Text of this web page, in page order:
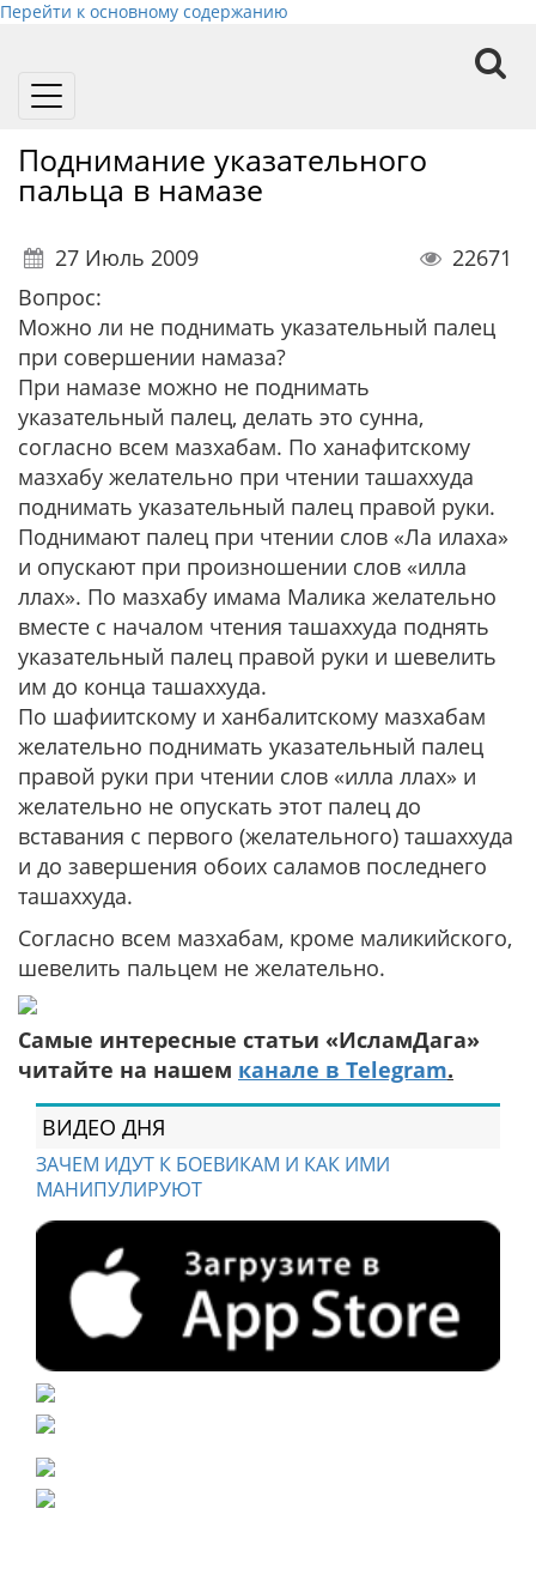
Перейти к основному содержанию
Toggle
Поднимание указательного
пальца в намазе
27 Июль 2009
22671
Вопрос:
Можно ли не поднимать указательный палец
при совершении намаза?
При намазе можно не поднимать
указательный палец, делать это сунна,
согласно всем мазхабам. По ханафитскому
мазхабу желательно при чтении ташаххуда
поднимать указательный палец правой руки.
Поднимают палец при чтении слов «Ла илаха»
и опускают при произношении слов «илла
ллах». По мазхабу имама Малика желательно
вместе с началом чтения ташаххуда поднять
указательный палец правой руки и шевелить
им до конца ташаххуда.
По шафиитскому и ханбалитскому мазхабам
желательно поднимать указательный палец
правой руки при чтении слов «илла ллах» и
желательно не опускать этот палец до
вставания с первого (желательного) ташаххуда
и до завершения обоих саламов последнего
ташаххуда.
Согласно всем мазхабам, кроме маликийского,
шевелить пальцем не желательно.
Самые интересные статьи «ИсламДага»
читайте на нашем канале в Telegram.
ВИДЕО ДНЯ
ЗАЧЕМ ИДУТ К БОЕВИКАМ И КАК ИМИ
МАНИПУЛИРУЮТ